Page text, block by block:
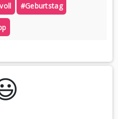
#geburtstag